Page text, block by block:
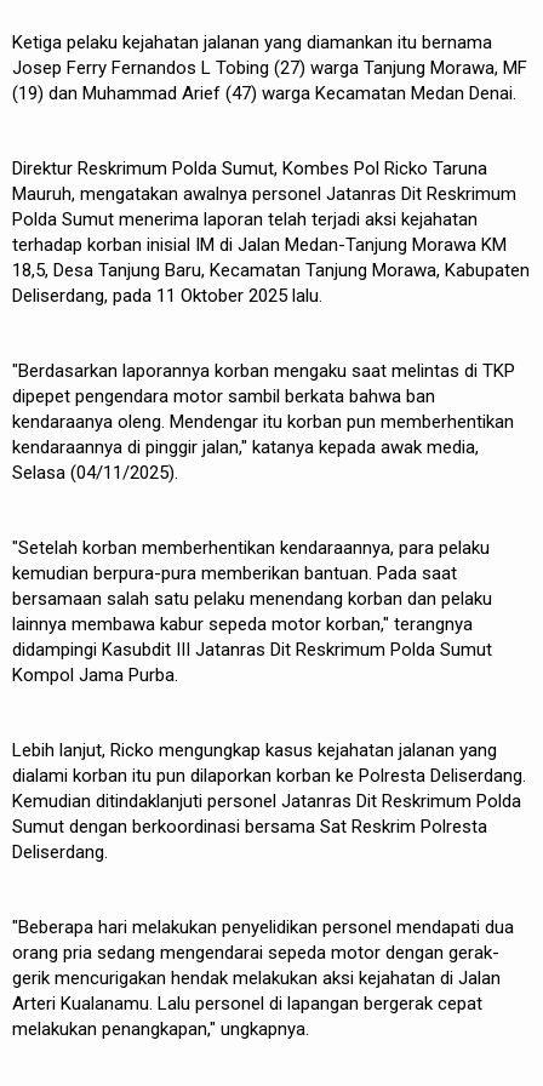
Ketiga pelaku kejahatan jalanan yang diamankan itu bernama
Josep Ferry Fernandos L Tobing (27) warga Tanjung Morawa, MF
(19) dan Muhammad Arief (47) warga Kecamatan Medan Denai.
Direktur Reskrimum Polda Sumut, Kombes Pol Ricko Taruna
Mauruh, mengatakan awalnya personel Jatanras Dit Reskrimum
Polda Sumut menerima laporan telah terjadi aksi kejahatan
terhadap korban inisial IM di Jalan Medan-Tanjung Morawa KM
18,5, Desa Tanjung Baru, Kecamatan Tanjung Morawa, Kabupaten
Deliserdang, pada 11 Oktober 2025 lalu.
"Berdasarkan laporannya korban mengaku saat melintas di TKP
dipepet pengendara motor sambil berkata bahwa ban
kendaraanya oleng. Mendengar itu korban pun memberhentikan
kendaraannya di pinggir jalan," katanya kepada awak media,
Selasa (04/11/2025).
"Setelah korban memberhentikan kendaraannya, para pelaku
kemudian berpura-pura memberikan bantuan. Pada saat
bersamaan salah satu pelaku menendang korban dan pelaku
lainnya membawa kabur sepeda motor korban," terangnya
didampingi Kasubdit III Jatanras Dit Reskrimum Polda Sumut
Kompol Jama Purba.
Lebih lanjut, Ricko mengungkap kasus kejahatan jalanan yang
dialami korban itu pun dilaporkan korban ke Polresta Deliserdang.
Kemudian ditindaklanjuti personel Jatanras Dit Reskrimum Polda
Sumut dengan berkoordinasi bersama Sat Reskrim Polresta
Deliserdang.
"Beberapa hari melakukan penyelidikan personel mendapati dua
orang pria sedang mengendarai sepeda motor dengan gerak-
gerik mencurigakan hendak melakukan aksi kejahatan di Jalan
Arteri Kualanamu. Lalu personel di lapangan bergerak cepat
melakukan penangkapan," ungkapnya.